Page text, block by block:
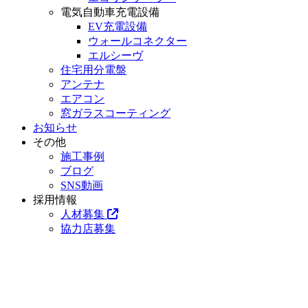
電気自動車充電設備
EV充電設備
ウォールコネクター
エルシーヴ
住宅用分電盤
アンテナ
エアコン
窓ガラスコーティング
お知らせ
その他
施工事例
ブログ
SNS動画
採用情報
人材募集
協力店募集